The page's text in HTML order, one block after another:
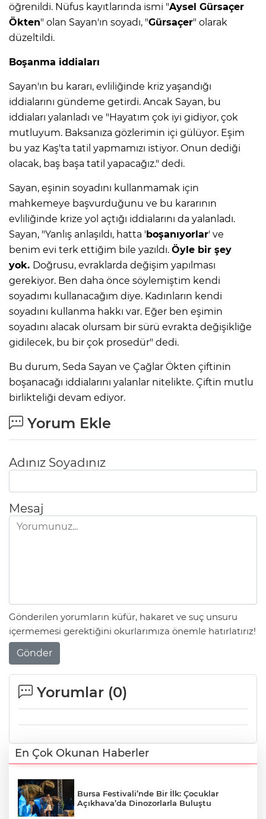
öğrenildi. Nüfus kayıtlarında ismi "Aysel Gürsaçer
Ökten" olan Sayan'ın soyadı, "Gürsaçer" olarak
düzeltildi.
Boşanma iddiaları
Sayan'ın bu kararı, evliliğinde kriz yaşandığı
iddialarını gündeme getirdi. Ancak Sayan, bu
iddiaları yalanladı ve "Hayatım çok iyi gidiyor, çok
mutluyum. Baksanıza gözlerimin içi gülüyor. Eşim
bu yaz Kaş'ta tatil yapmamızı istiyor. Onun dediği
olacak, baş başa tatil yapacağız." dedi.
Sayan, eşinin soyadını kullanmamak için
mahkemeye başvurduğunu ve bu kararının
evliliğinde krize yol açtığı iddialarını da yalanladı.
Sayan, "Yanlış anlaşıldı, hatta 'boşanıyorlar' ve
benim evi terk ettiğim bile yazıldı. Öyle bir şey
yok. Doğrusu, evraklarda değişim yapılması
gerekiyor. Ben daha önce söylemiştim kendi
soyadımı kullanacağım diye. Kadınların kendi
soyadını kullanma hakkı var. Eğer ben eşimin
soyadını alacak olursam bir sürü evrakta değişikliğe
gidilecek, bu bir çok prosedür" dedi.
Bu durum, Seda Sayan ve Çağlar Ökten çiftinin
boşanacağı iddialarını yalanlar nitelikte. Çiftin mutlu
birlikteliği devam ediyor.
Yorum Ekle
Adınız Soyadınız
Mesaj
Gönderilen yorumların küfür, hakaret ve suç unsuru
içermemesi gerektiğini okurlarımıza önemle hatırlatırız!
Gönder
Yorumlar (0)
En Çok Okunan Haberler
Bursa Festivali’nde Bir İlk: Çocuklar
Açıkhava’da Dinozorlarla Buluştu